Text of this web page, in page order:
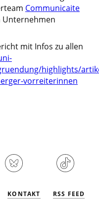
Communicaite
Unternehmen
mit Infos zu allen
highlights/
vorreiterinnen
KONTAKT RSS FEED